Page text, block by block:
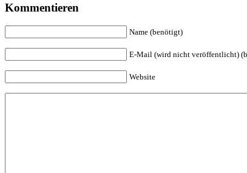
Kommentieren
Name (benötigt)
E-Mail (wird nicht veröffentlicht)
Website